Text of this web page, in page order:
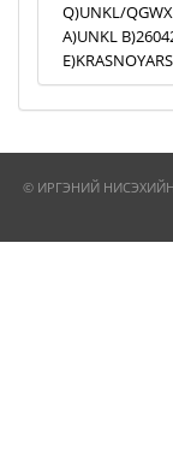
Q)UNKL/
A)UNKL
© ИРГЭНИЙ